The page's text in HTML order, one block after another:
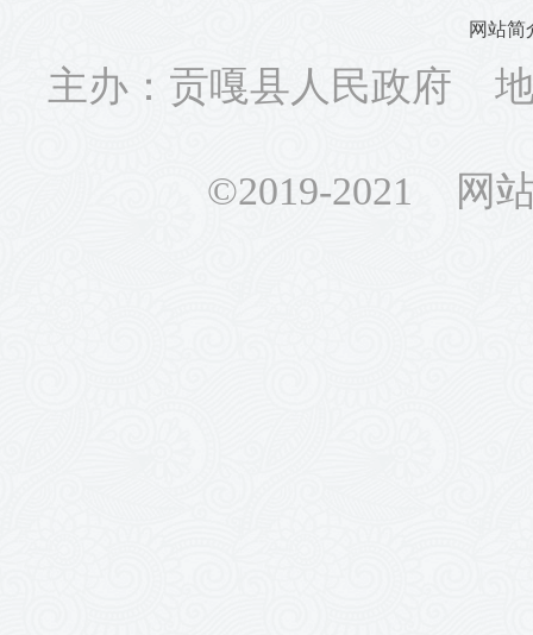
网站简
主办：贡嘎县人民政府
©2019-2021 网